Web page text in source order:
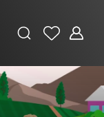
BuscarFavoritos